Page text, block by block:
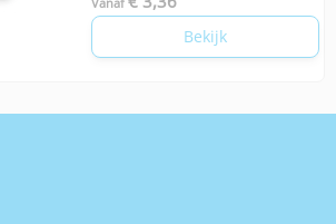
Bekijk